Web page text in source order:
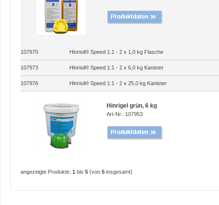
107970 Hinrisil® Speed 1:1 - 2 x 1,0 kg Flasche
107973 Hinrisil® Speed 1:1 - 2 x 6,0 kg Kanister
107976 Hinrisil® Speed 1:1 - 2 x 25,0 kg Kanister
Hinrigel grün, 6 kg
Art-Nr.: 107953
angezeigte Produkte: 1 bis 5 (von 5 insgesamt)